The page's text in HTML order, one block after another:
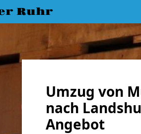
Ruhr
Umzug von
nach
Angebot